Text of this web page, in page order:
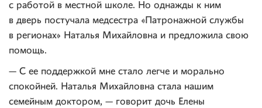
с работой в местной школе. Но однажды к ним
в дверь постучала медсестра «Патронажной службы
в регионах» Наталья Михайловна и предложила свою
помощь.
— С ее поддержкой мне стало легче и морально
спокойней. Наталья Михайловна стала нашим
семейным доктором, — говорит дочь Елены